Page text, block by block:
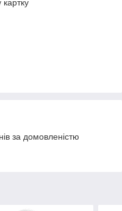
за домовленістю